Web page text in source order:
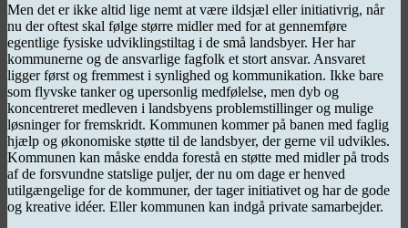
Men det er ikke altid lige nemt at være ildsjæl eller initiativrig, når
nu der oftest skal følge større midler med for at gennemføre
egentlige fysiske udviklingstiltag i de små landsbyer. Her har
kommunerne og de ansvarlige fagfolk et stort ansvar. Ansvaret
ligger først og fremmest i synlighed og kommunikation. Ikke bare
som flyvske tanker og upersonlig medfølelse, men dyb og
koncentreret medleven i landsbyens problemstillinger og mulige
løsninger for fremskridt. Kommunen kommer på banen med faglig
hjælp og økonomiske støtte til de landsbyer, der gerne vil udvikles.
Kommunen kan måske endda forestå en støtte med midler på trods
af de forsvundne statslige puljer, der nu om dage er henved
utilgængelige for de kommuner, der tager initiativet og har de gode
og kreative idéer. Eller kommunen kan indgå private samarbejder.